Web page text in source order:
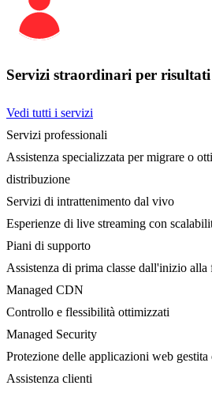
Servizi straordinari per risultati
Vedi tutti i servizi
Servizi professionali
Assistenza specializzata per migrare o
distribuzione
Servizi di intrattenimento dal vivo
Esperienze di live streaming con
Piani di supporto
Assistenza di prima classe dall'inizio alla
Managed CDN
Controllo e flessibilità ottimizzati
Managed Security
Protezione delle applicazioni web gestita
Assistenza clienti